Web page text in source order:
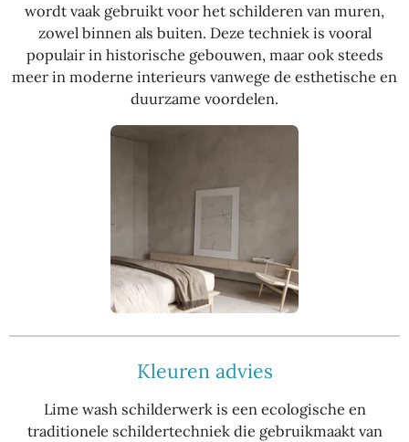
wordt vaak gebruikt voor het schilderen van muren,
zowel binnen als buiten. Deze techniek is vooral
populair in historische gebouwen, maar ook steeds
meer in moderne interieurs vanwege de esthetische en
duurzame voordelen.
Kleuren advies
Lime wash schilderwerk is een ecologische en
traditionele schildertechniek die gebruikmaakt van